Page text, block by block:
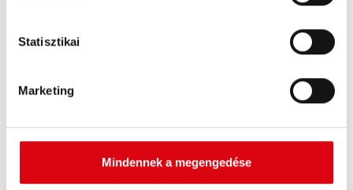
Statisztikai
Marketing
Mindennek a megengedése
Banner akkumulátorok. Nagyobb teljesítmény
pontosan a piacvezető európai
Eredeti minőség utólagos beszereléshez.
Az akkumulátor megvásárlása: